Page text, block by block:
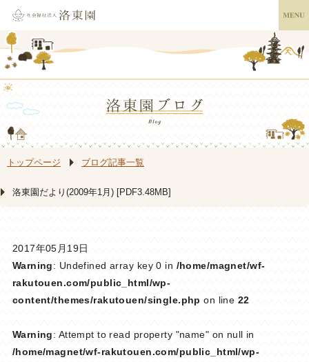
トップページ ブログ記事一覧
洛東園だより(2009年1月) [PDF3.48MB]
2017年05月19日
Warning: Undefined array key 0 in /home/magnet/wf-
rakutouen.com/public_html/wp-
content/themes/rakutouen/single.php on line 22
Warning: Attempt to read property "name" on null in
/home/magnet/wf-rakutouen.com/public_html/wp-